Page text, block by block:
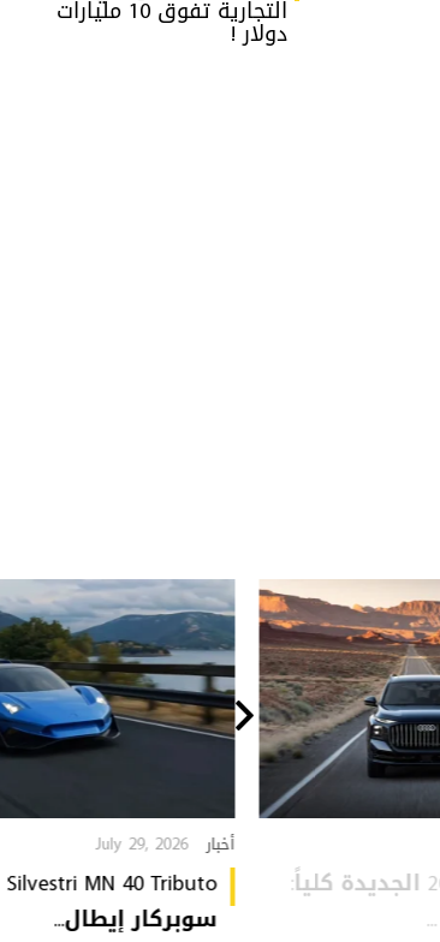
التجارية تفوق 10 مليارات
دولار !
Audi Q9 موديل 2027 الجديدة كلياً:
أخبار July 29, 2026
سوبركار إيطال...